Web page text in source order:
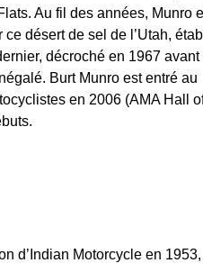
Au fil des années, Munro
désert de sel de l’Utah,
décroché en 1967 avant
Burt Munro est entré au
en 2006 (AMA Hall
d’Indian Motorcycle en